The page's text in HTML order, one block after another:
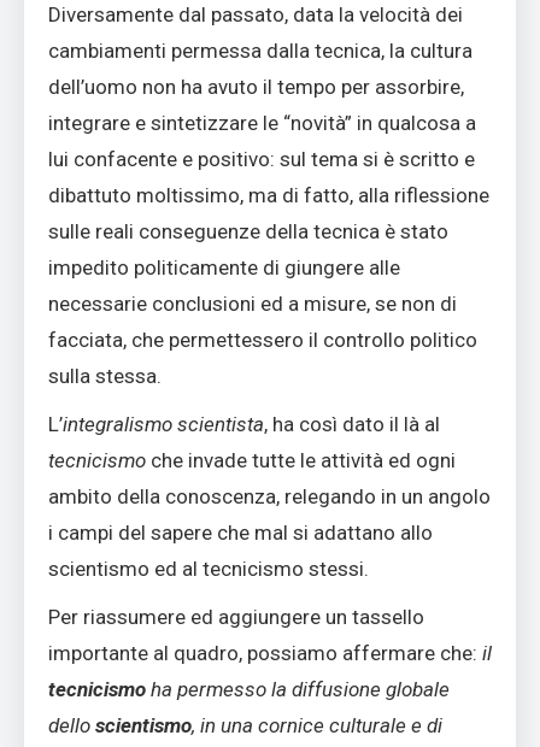
Diversamente dal passato, data la velocità dei
cambiamenti permessa dalla tecnica, la cultura
dell’uomo non ha avuto il tempo per assorbire,
integrare e sintetizzare le “novità” in qualcosa a
lui confacente e positivo: sul tema si è scritto e
dibattuto moltissimo, ma di fatto, alla riflessione
sulle reali conseguenze della tecnica è stato
impedito politicamente di giungere alle
necessarie conclusioni ed a misure, se non di
facciata, che permettessero il controllo politico
sulla stessa.
L’integralismo scientista, ha così dato il là al
tecnicismo che invade tutte le attività ed ogni
ambito della conoscenza, relegando in un angolo
i campi del sapere che mal si adattano allo
scientismo ed al tecnicismo stessi.
Per riassumere ed aggiungere un tassello
importante al quadro, possiamo affermare che: il
tecnicismo ha permesso la diffusione globale
dello scientismo, in una cornice culturale e di